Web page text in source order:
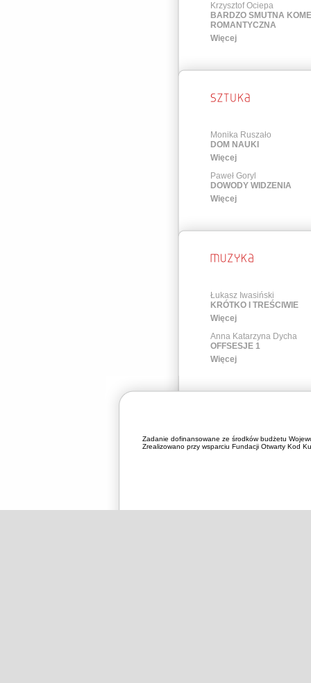
Krzysztof Ociepa
BARDZO SMUTNA
ROMANTYCZNA
Więcej
Monika Ruszało
DOM NAUKI
Więcej
Paweł Goryl
DOWODY WIDZENIA
Więcej
Łukasz Iwasiński
KRÓTKO I TREŚCIWIE
Więcej
Anna Katarzyna Dycha
OFFSESJE 1
Więcej
Zadanie dofinansowane ze środków budżetu
Zrealizowano przy wsparciu Fundacji Otwarty Kod